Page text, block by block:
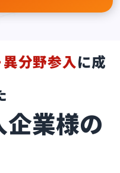
異分野参入に成
企業様の